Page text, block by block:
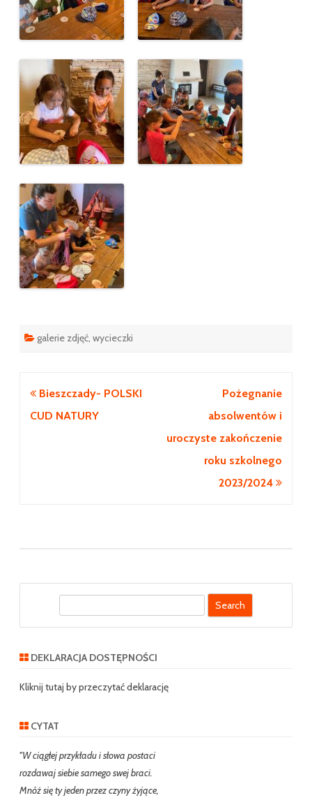
galerie zdjęć wycieczki
Nawigacja
wpisu
Bieszczady- POLSKI
CUD NATURY
Pożegnanie
absolwentów i
uroczyste zakończenie
roku szkolnego
2023/2024
r
h
DEKLARACJA DOSTĘPNOŚCI
Kliknij tutaj by przeczytać deklarację
CYTAT
"W ciągłej przykładu i słowa postaci
rozdawaj siebie samego swej braci.
Mnóż się ty jeden przez czyny żyjące,